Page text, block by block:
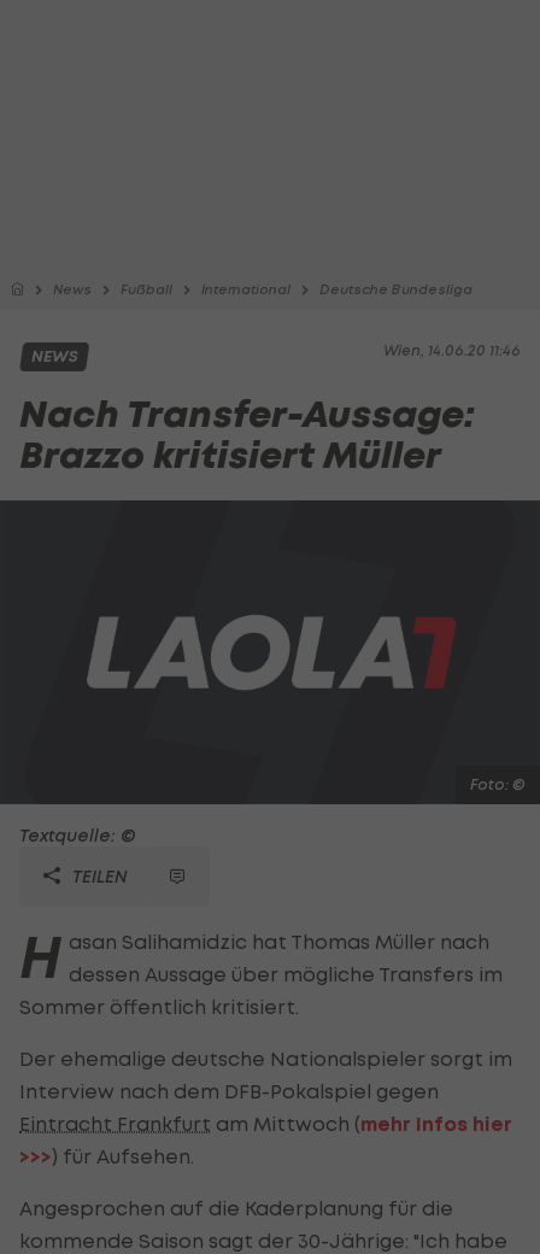
News Fußball International Deutsche Bundesliga
Wien, 14.06.20 11:46
NEWS
Nach Transfer-Aussage:
Brazzo kritisiert Müller
Foto: ©
Textquelle: ©
TEILEN
H asan Salihamidzic hat Thomas Müller nach
dessen Aussage über mögliche Transfers im
Sommer öffentlich kritisiert.
Der ehemalige deutsche Nationalspieler sorgt im
Interview nach dem DFB-Pokalspiel gegen
Eintracht Frankfurt am Mittwoch (mehr Infos hier
>>>) für Aufsehen.
Angesprochen auf die Kaderplanung für die
kommende Saison sagt der 30-Jährige: "Ich habe